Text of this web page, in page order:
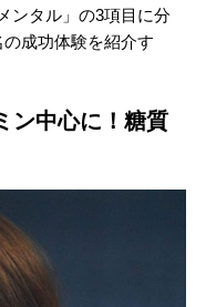
ンタル」の3項目に分
成功体験を紹介す
ン中心に！糖質